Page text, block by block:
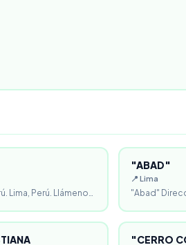
Lima, Perú. Llámeno…
"ABAD"
📍 Lima
"Abad"
"CERRO